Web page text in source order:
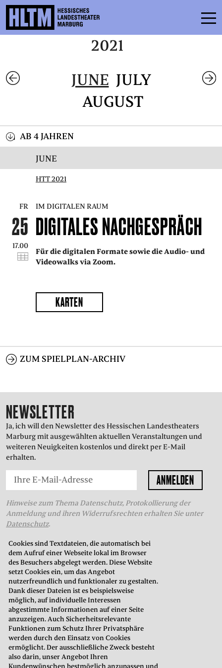
Cookies sind Textdateien, die automatisch bei
dem Aufruf einer Webseite lokal im Browser
des Besuchers abgelegt werden. Diese Website
setzt Cookies ein, um das Angebot
nutzerfreundlich und funktionaler zu gestalten.
Dank dieser Dateien ist es beispielsweise
möglich, auf individuelle Interessen
abgestimmte Informationen auf einer Seite
anzuzeigen. Auch Sicherheitsrelevante
Funktionen zum Schutz Ihrer Privatsphäre
werden durch den Einsatz von Cookies
ermöglicht. Der ausschließliche Zweck besteht
also darin, unser Angebot Ihren
Kundenwünschen bestmöglich anzupassen und
ENSEMBLE
KARTEN
SERVICE
KONTAKT
PODCAST
PRESSE
SUCHE
2021
JUNE JULY
AUGUST
AB 4 JAHREN
JUNE
HTT 2021
FR
25
17.00
IM DIGITALEN RAUM
DIGITALES NACHGESPRÄCH
Für die digitalen Formate sowie die Audio- und
Videowalks via Zoom.
KARTEN
ZUM SPIELPLAN-ARCHIV
NEWSLETTER
Ja, ich will den Newsletter des Hessischen Landestheaters
Marburg mit ausgewählten aktuellen Veranstaltungen und
weiteren Neuigkeiten kostenlos und direkt per E-Mail
erhalten.
Hinweise zum Thema Datenschutz, Protokollierung der
Anmeldung und ihren Widerrufsrechten erhalten Sie unter
Datenschutz.
THEATERKASSE
in der Oberstadt
Neustadt 7
35037 Marburg
Telefon: 06421. 99 02 70
E-Mail:kasse@hltm.de
Öffnungszeiten:
Montag bis Freitag: 10.00–18.00 Uhr